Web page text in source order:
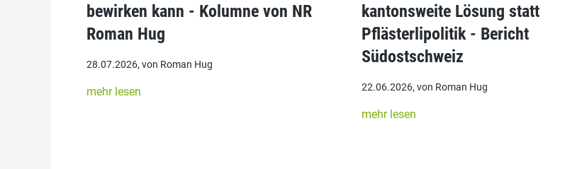
bewirken kann - Kolumne von NR
Roman Hug
28.07.2026, von Roman Hug
mehr lesen
kantonsweite Lösung statt
Pflästerlipolitik - Bericht
Südostschweiz
22.06.2026, von Roman Hug
mehr lesen